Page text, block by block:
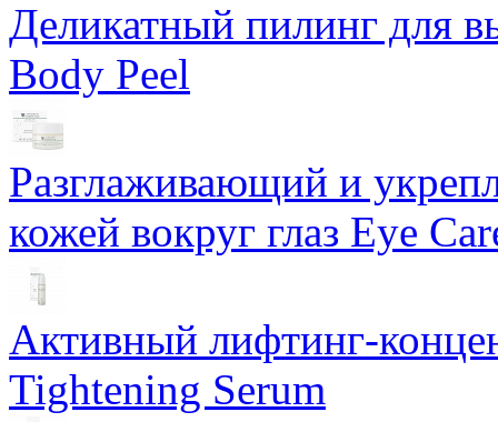
Деликатный пилинг для
Body Peel
Разглаживающий и
кожей вокруг глаз Eye
Активный лифтинг-
Tightening Serum